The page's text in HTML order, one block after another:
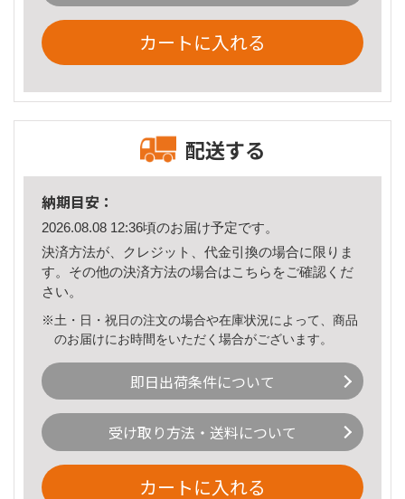
カートに入れる
配送する
納期目安：
2026.08.08 12:36頃のお届け予定です。
決済方法が、クレジット、代金引換の場合に限りま
す。その他の決済方法の場合はこちら をご確認くだ
さい。
※土・日・祝日の注文の場合や在庫状況によって、商品
のお届けにお時間をいただく場合がございます。
即日出荷条件について
受け取り方法・送料について
カートに入れる